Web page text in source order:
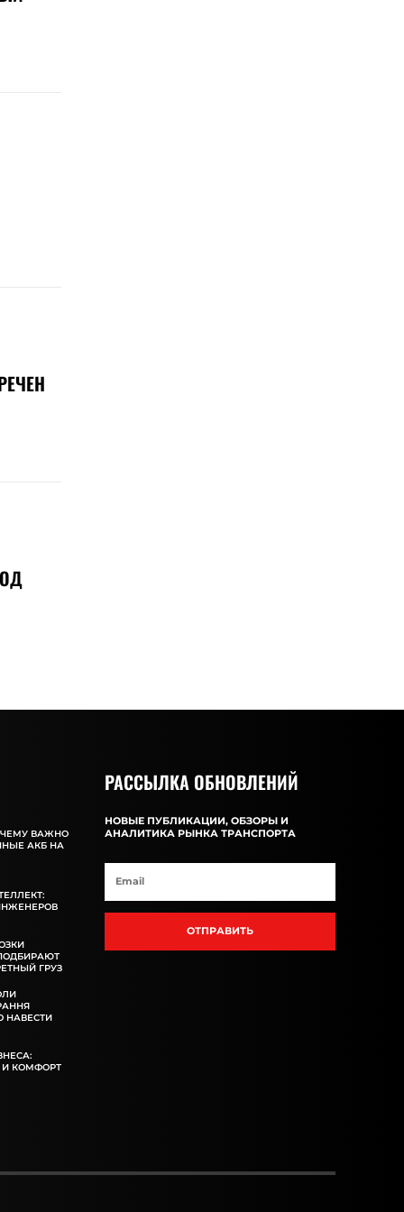
ВАЖНО
АКБ НА
ГРУЗ
НАВЕСТИ
И КОМФОРТ
РАССЫЛКА ОБНОВЛЕНИЙ
НОВЫЕ ПУБЛИКАЦИИ, ОБЗОРЫ И
АНАЛИТИКА РЫНКА ТРАНСПОРТА
ОТПРАВИТЬ